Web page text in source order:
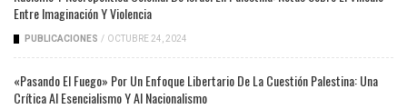
Entre Imaginación Y Violencia
PUBLICACIONES / OCTUBRE 24, 2024
«Pasando El Fuego» Por Un Enfoque Libertario De La Cuestión Palestina: Una
Crítica Al Esencialismo Y Al Nacionalismo